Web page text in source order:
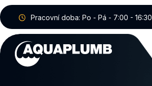
Pracovní doba: Po - Pá - 7:00 - 16:30